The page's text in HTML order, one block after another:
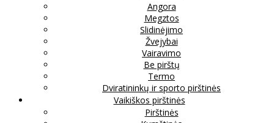
Angora
Megztos
Slidinėjimo
Žvejybai
Vairavimo
Be pirštų
Termo
Dviratininkų ir sporto pirštinės
Vaikiškos pirštinės
Pirštinės